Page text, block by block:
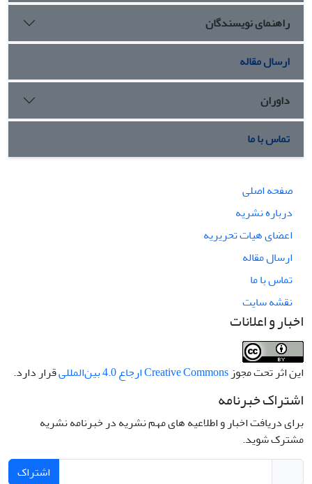
راهنمای نویسندگان
ارسال مقاله
داوران
تماس با ما
صفحه اصلی
درباره نشریه
اعضای هیات تحریریه
ارسال مقاله
تماس با ما
نقشه سایت
اخبار و اعلانات
این اثر تحت مجوزCreative Commons ارجاع 4.0 بین‌المللی قرار دارد.
اشتراک خبرنامه
برای دریافت اخبار و اطلاعیه های مهم نشریه در خبرنامه نشریه
مشترک شوید.
اشتراک